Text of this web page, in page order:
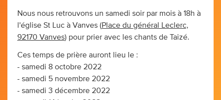
Nous nous retrouvons un samedi soir par mois à 18h à
l'église St Luc à Vanves (Place du général Leclerc,
92170 Vanves) pour prier avec les chants de Taizé.
Ces temps de prière auront lieu le :
- samedi 8 octobre 2022
- samedi 5 novembre 2022
- samedi 3 décembre 2022